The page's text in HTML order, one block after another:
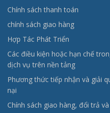
Chính sách thanh toán
chính sách giao hàng
Hợp Tác Phát Triển
Các điều kiện hoặc hạn chế
dịch vụ trên nền tảng
Phương thức tiếp nhận và giải
nại
Chính sách giao hàng, đổi trả